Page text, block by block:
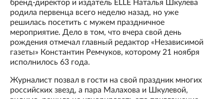
бренд-директор и издатель ELLE Наталья Шкулева
родила первенца всего неделю назад, но уже
решилась посетить с мужем праздничное
мероприятие. Дело в том, что вчера свой день
рождения отмечал главный редактор «Независимой
газеты» Константин Ремчуков, которому 21 ноября
исполнилось 63 года.
Журналист позвал в гости на свой праздник многих
российских звезд, а пара Малахова и Шкулевой,